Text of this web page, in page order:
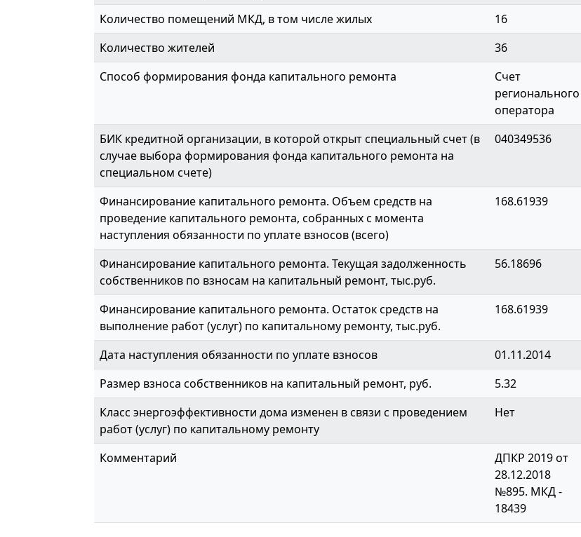
Количество помещений МКД, в том числе жилых
16
Количество жителей
36
Способ формирования фонда капитального ремонта
Счет
регионального
оператора
БИК кредитной организации, в которой открыт специальный счет (в
случае выбора формирования фонда капитального ремонта на
специальном счете)
040349536
Финансирование капитального ремонта. Объем средств на
проведение капитального ремонта, собранных с момента
наступления обязанности по уплате взносов (всего)
168.61939
Финансирование капитального ремонта. Текущая задолженность
собственников по взносам на капитальный ремонт, тыс.руб.
56.18696
Финансирование капитального ремонта. Остаток средств на
выполнение работ (услуг) по капитальному ремонту, тыс.руб.
168.61939
Дата наступления обязанности по уплате взносов
01.11.2014
Размер взноса собственников на капитальный ремонт, руб.
5.32
Класс энергоэффективности дома изменен в связи с проведением
работ (услуг) по капитальному ремонту
Нет
Комментарий
ДПКР 2019 от
28.12.2018
№895. МКД -
18439